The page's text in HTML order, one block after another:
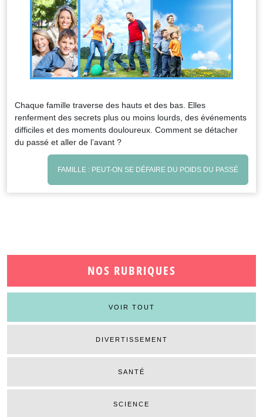
NOS RUBRIQUES
VOIR TOUT
DIVERTISSEMENT
SANTÉ
SCIENCE
Chaque famille traverse des hauts et des bas. Elles
renferment des secrets plus ou moins lourds, des événements
difficiles et des moments douloureux. Comment se détacher
du passé et aller de l’avant ?
FAMILLE : PEUT-ON SE DÉFAIRE DU POIDS DU PASSÉ